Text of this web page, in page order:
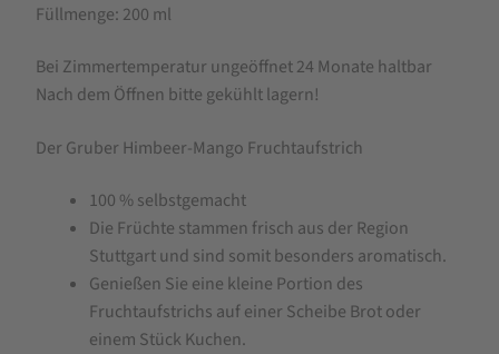
Füllmenge: 200 ml
Bei Zimmertemperatur ungeöffnet 24 Monate haltbar
Nach dem Öffnen bitte gekühlt lagern!
Der Gruber Himbeer-Mango Fruchtaufstrich
100 % selbstgemacht
Die Früchte stammen frisch aus der Region
Stuttgart und sind somit besonders aromatisch.
Genießen Sie eine kleine Portion des
Fruchtaufstrichs auf einer Scheibe Brot oder
einem Stück Kuchen.